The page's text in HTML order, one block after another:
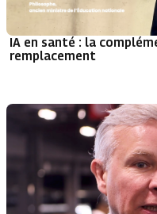
IA en santé : la
remplacement